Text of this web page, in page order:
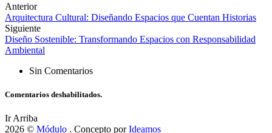
Anterior
Arquitectura Cultural: Diseñando Espacios que Cuentan Historias
Siguiente
Diseño Sostenible: Transformando Espacios con Responsabilidad
Ambiental
Sin Comentarios
Comentarios deshabilitados.
Ir Arriba
2026 © Módulo . Concepto porIdeamos